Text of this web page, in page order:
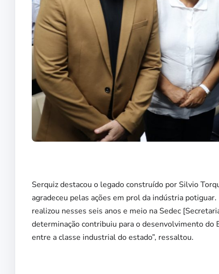
Serquiz destacou o legado construído por Silvio
agradeceu pelas ações em prol da indústria
realizou nesses seis anos e meio na Sedec
determinação contribuiu para o desenvolvimento
entre a classe industrial do estado”, ressaltou.